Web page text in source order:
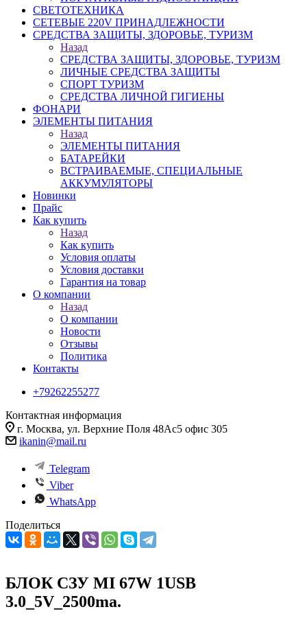
СВЕТОТЕХНИКА
СЕТЕВЫЕ 220V ПРИНАДЛЕЖНОСТИ
СРЕДСТВА ЗАЩИТЫ, ЗДОРОВЬЕ, ТУРИЗМ
Назад
СРЕДСТВА ЗАЩИТЫ, ЗДОРОВЬЕ, ТУРИЗМ
ЛИЧНЫЕ СРЕДСТВА ЗАЩИТЫ
СПОРТ ТУРИЗМ
СРЕДСТВА ЛИЧНОЙ ГИГИЕНЫ
ФОНАРИ
ЭЛЕМЕНТЫ ПИТАНИЯ
Назад
ЭЛЕМЕНТЫ ПИТАНИЯ
БАТАРЕЙКИ
ВСТРАИВАЕМЫЕ, СПЕЦИАЛЬНЫЕ
АККУМУЛЯТОРЫ
Новинки
Прайс
Как купить
Назад
Как купить
Условия оплаты
Условия доставки
Гарантия на товар
О компании
Назад
О компании
Новости
Отзывы
Политика
Контакты
+79262255277
Контактная информация
г. Москва, ул. Верхние Поля 48Ас5 офис 305
ikanin@mail.ru
Telegram
Viber
WhatsApp
Поделиться
БЛОК СЗУ MI 67W 1USB
3.0_5V_2500ma.